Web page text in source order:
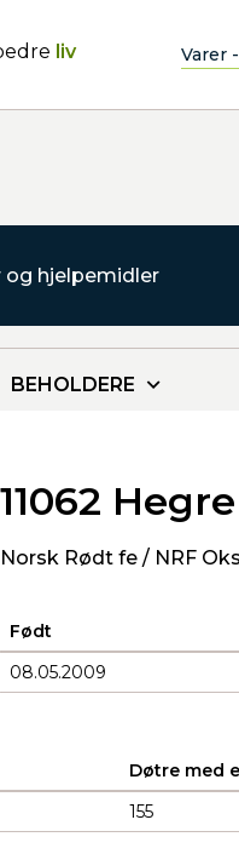
liv Varer
og hjelpemidler
BEHOLDERE
11062 Hegre
Norsk Rødt fe / NRF
Født
08.05.2009
Døtre med
155